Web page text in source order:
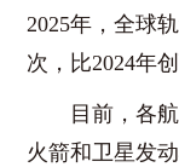
2025年，全球
次，比2024年
目前，各航
火箭和卫星发